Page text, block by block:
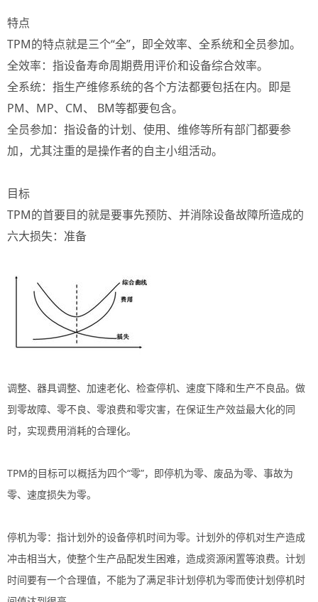
特点
TPM的特点就是三个“全”，即全效率、全系统和全员参加。
全效率：指设备寿命周期费用评价和设备综合效率。
全系统：指生产维修系统的各个方法都要包括在内。即是
PM、MP、CM、 BM等都要包含。
全员参加：指设备的计划、使用、维修等所有部门都要参
加，尤其注重的是操作者的自主小组活动。
目标
TPM的首要目的就是要事先预防、并消除设备故障所造成的
六大损失：准备
调整、器具调整、加速老化、检查停机、速度下降和生产不良品。做
到零故障、零不良、零浪费和零灾害，在保证生产效益最大化的同
时，实现费用消耗的合理化。
TPM的目标可以概括为四个“零”，即停机为零、废品为零、事故为
零、速度损失为零。
停机为零：指计划外的设备停机时间为零。计划外的停机对生产造成
冲击相当大，使整个生产品配发生困难，造成资源闲置等浪费。计划
时间要有一个合理值，不能为了满足非计划停机为零而使计划停机时